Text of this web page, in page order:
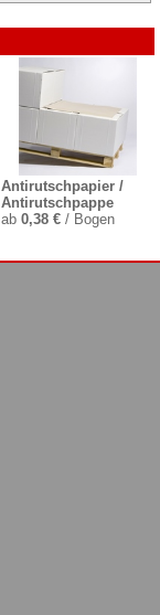
Antirutschpapier /
Antirutschpappe
ab 0,38 €/ Bogen